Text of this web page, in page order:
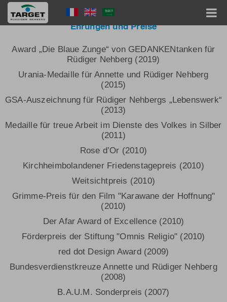
Skip
main
Language
Menu
Ehrungen und Preise
Award „Die Blaue Zunge“ von GEDANKENtanken für
Rüdiger Nehberg (2019)
Urania-Medaille für Annette und Rüdiger Nehberg
(2015)
GSA-Auszeichnung für Rüdiger Nehbergs „Lebenswerk“
(2013)
Medaille für treue Arbeit im Dienste des Volkes in Silber
(2011)
Rose d’Or (2010)
Kirchheimbolandener Friedenstagepreis (2010)
Weitsichtpreis (2010)
Grimme-Preis für den Film "Karawane der Hoffnung"
(2010)
Der Afar Award of Excellence (2010)
Förderpreis der Stiftung "Omnis Religio" (2010)
red dot Design Award (2009)
Bundesverdienstkreuze Annette und Rüdiger Nehberg
(2008)
B.A.U.M. Sonderpreis (2007)